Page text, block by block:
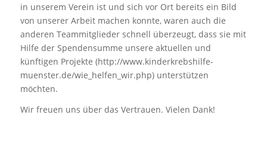
in unserem Verein ist und sich vor Ort bereits ein Bild
von unserer Arbeit machen konnte, waren auch die
anderen Teammitglieder schnell überzeugt, dass sie mit
Hilfe der Spendensumme unsere aktuellen und
künftigen Projekte (http://www.kinderkrebshilfe-
muenster.de/wie_helfen_wir.php) unterstützen
möchten.
Wir freuen uns über das Vertrauen. Vielen Dank!